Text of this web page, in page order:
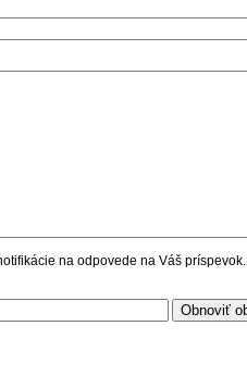
na odpovede na Váš príspevok.